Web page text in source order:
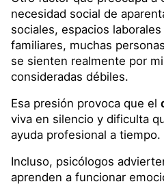
familiares, muchas
se sienten realmente por
consideradas débiles.
Esa presión provoca que el
viva en silencio y dificulta
ayuda profesional a tiempo.
Incluso, psicólogos
aprenden a funcionar
darse cuenta de que
acompañamiento o